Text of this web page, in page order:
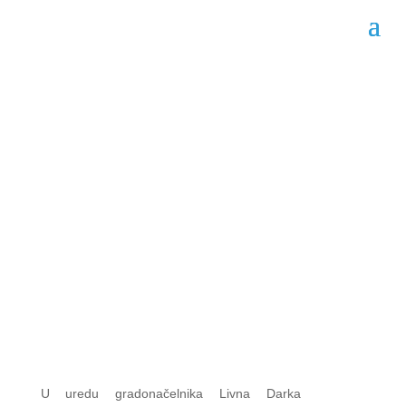
U uredu gradonačelnika Livna Darka